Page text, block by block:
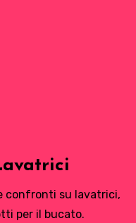
confronti su lavatrici,
per il bucato.